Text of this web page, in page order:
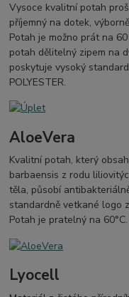
Vysoce kvalitní potah
příjemný na dotek,
Potah je možno prát na
potah dělitelný zipem na
poskytuje vysoký
POLYESTER.
AloeVera
Kvalitní potah, který
barbaensis z rodu
těla, působí
standardně vetkané logo
Potah je pratelný na
Lyocell